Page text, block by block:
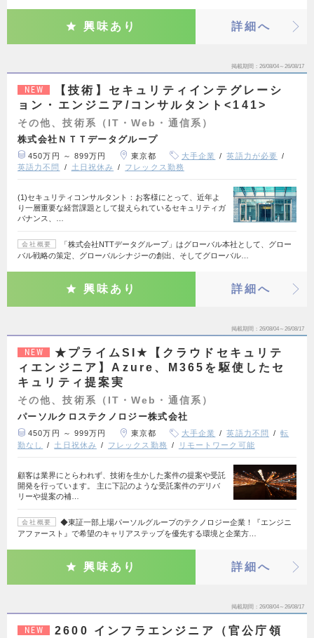
興味あり 詳細へ
掲載期間 26/08/04～26/08/17
NEW
【技術】セキュリティインテグレーシ
ョン・エンジニア/コンサルタント<141>
その他、技術系（IT・Web・通信系）
株式会社ＮＴＴデータグループ
450万円 ～ 899万円 東京都 大手企業
英語力が必要
英語力不問
土日祝休み フレックス勤務
(1)セキュリティコンサルタント：お客様にとって、近年よ
り一層重要な経営課題として捉えられているセキュリティガ
バナンス、…
会社概要
「株式会社NTTデータグループ」はグローバル本社として、グロー
バル戦略の策定、グローバルシナジーの創出、そしてグローバル…
興味あり 詳細へ
掲載期間 26/08/04～26/08/17
NEW
★プライムSI★【クラウドセキュリテ
ィエンジニア】Azure、M365を駆使したセ
キュリティ提案実
その他、技術系（IT・Web・通信系）
パーソルクロステクノロジー株式会社
450万円 ～ 999万円 東京都 大手企業 英語力不問
転
勤なし
土日祝休み フレックス勤務 リモートワーク可能
顧客は業界にとらわれず、技術を生かした案件の提案や受託
開発を行っています。 主に下記のような受託案件のデリバ
リーや提案の補…
会社概要
◆東証一部上場パーソルグループのテクノロジー企業！『エンジニ
アファースト』で希望のキャリアステップを優先する環境と企業方…
興味あり 詳細へ
掲載期間 26/08/04～26/08/17
NEW
2600 インフラエンジニア（官公庁領